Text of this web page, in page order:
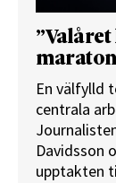
En välfylld
centrala
Davidsson
upptakten